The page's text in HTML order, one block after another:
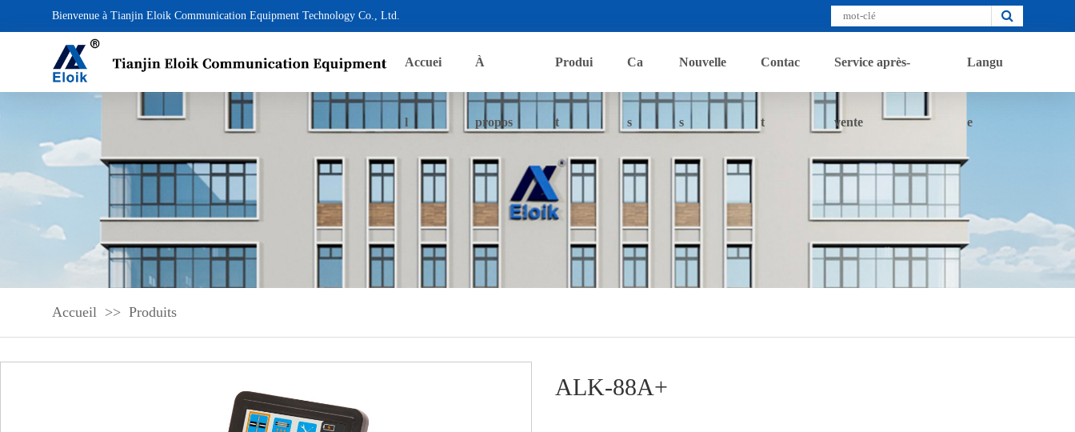
Bienvenue à Tianjin Eloik Communication Equipment Technology Co., Ltd.
Accuei
l
À
propos
Produi
t
Ca
s
Nouvelle
s
Contac
t
Service après-
vente
Langu
e
Accueil >> Produits
ALK-88A+